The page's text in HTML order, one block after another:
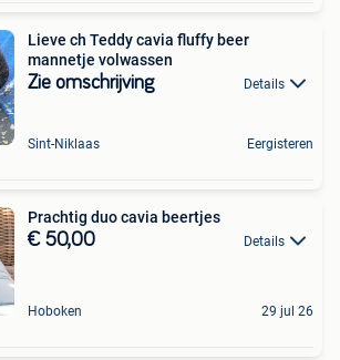
Lieve ch Teddy cavia fluffy beer
mannetje volwassen
Zie omschrijving Details
Sint-Niklaas Eergisteren
Prachtig duo cavia beertjes
€ 50,00 Details
Hoboken 29 jul 26